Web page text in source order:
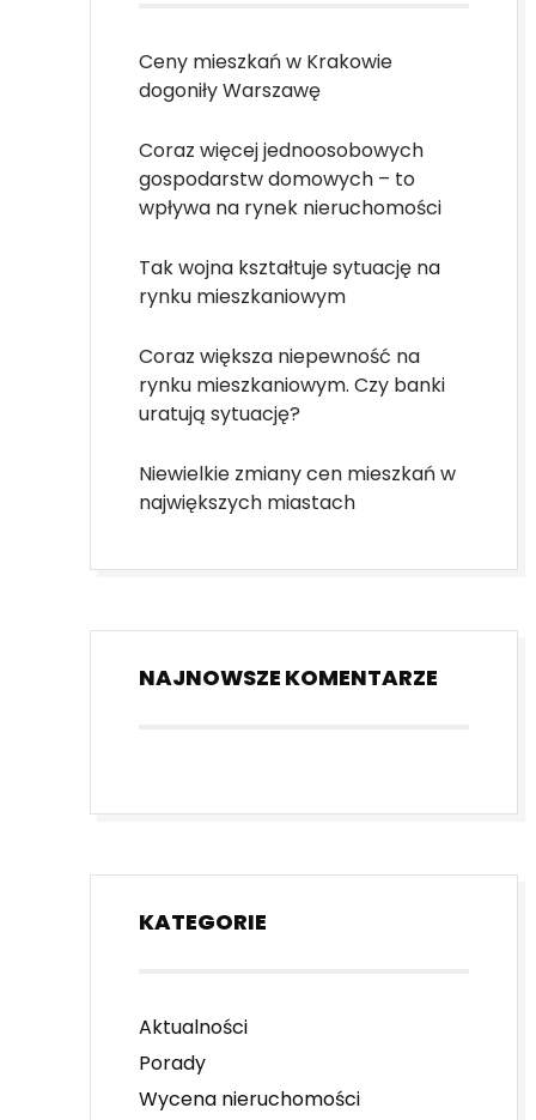
Ceny mieszkań w Krakowie
dogoniły Warszawę
Coraz więcej jednoosobowych
gospodarstw domowych – to
wpływa na rynek nieruchomości
Tak wojna kształtuje sytuację na
rynku mieszkaniowym
Coraz większa niepewność na
rynku mieszkaniowym. Czy banki
uratują sytuację?
Niewielkie zmiany cen mieszkań w
największych miastach
NAJNOWSZE KOMENTARZE
KATEGORIE
Aktualności
Porady
Wycena nieruchomości